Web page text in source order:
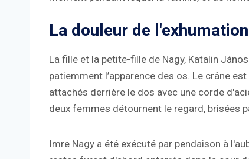
La douleur de l'exhumation
La fille et la petite-fille de Nagy, Katalin
patiemment l’apparence des os. Le crâne
attachés derrière le dos avec une corde
deux femmes détournent le regard, brisées
Imre Nagy a été exécuté par pendaison à